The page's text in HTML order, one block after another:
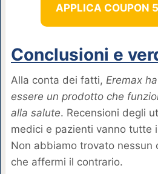
APPLICA COUPON
Conclusioni e
Alla conta dei fatti, Eremax
essere un prodotto che
alla salute. Recensioni degli
medici e pazienti vanno tutte
Non abbiamo trovato nessun
che affermi il contrario.